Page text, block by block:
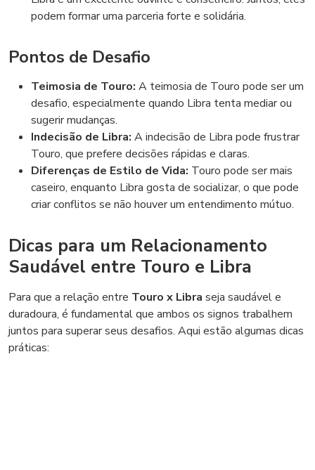
podem formar uma parceria forte e solidária.
Pontos de Desafio
Teimosia de Touro: A teimosia de Touro pode ser um
desafio, especialmente quando Libra tenta mediar ou
sugerir mudanças.
Indecisão de Libra: A indecisão de Libra pode frustrar
Touro, que prefere decisões rápidas e claras.
Diferenças de Estilo de Vida: Touro pode ser mais
caseiro, enquanto Libra gosta de socializar, o que pode
criar conflitos se não houver um entendimento mútuo.
Dicas para um Relacionamento
Saudável entre Touro e Libra
Para que a relação entre Touro x Libra seja saudável e
duradoura, é fundamental que ambos os signos trabalhem
juntos para superar seus desafios. Aqui estão algumas dicas
práticas: